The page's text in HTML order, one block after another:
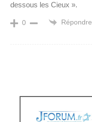
dessous les Cieux ».
0 Répondre